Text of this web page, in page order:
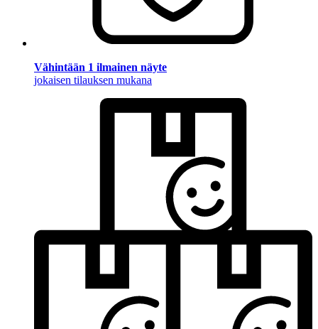
Vähintään 1 ilmainen näyte
jokaisen tilauksen mukana